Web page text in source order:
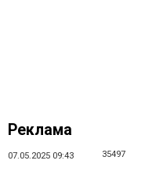
Реклама
07.05.2025 09:43 35497